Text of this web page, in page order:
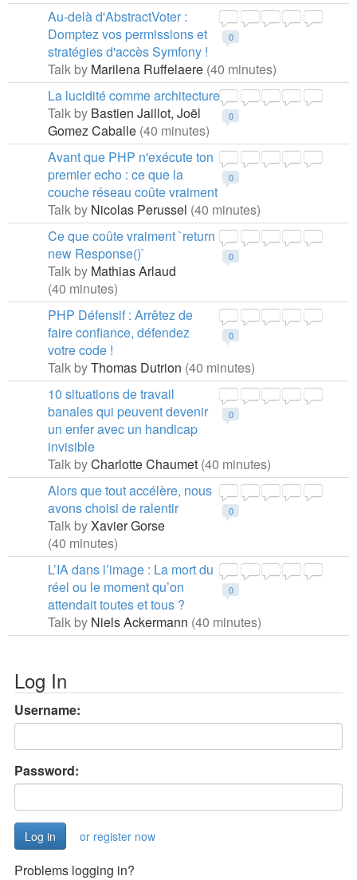
0
Au-delà d'AbstractVoter :
Domptez vos permissions et
stratégies d'accès Symfony !
Talk by Marilena Ruffelaere (40 minutes)
0
La lucidité comme architecture
Talk by Bastien Jaillot, Joël
Gomez Caballe (40 minutes)
0
Avant que PHP n'exécute ton
premier echo : ce que la
couche réseau coûte vraiment
Talk by Nicolas Perussel (40 minutes)
0
Ce que coûte vraiment `return
new Response()`
Talk by Mathias Arlaud
(40 minutes)
0
PHP Défensif : Arrêtez de
faire confiance, défendez
votre code !
Talk byThomas Dutrion (40 minutes)
0
10 situations de travail
banales qui peuvent devenir
un enfer avec un handicap
invisible
Talk byCharlotte Chaumet (40 minutes)
0
Alors que tout accélère, nous
avons choisi de ralentir
Talk byXavier Gorse
(40 minutes)
0
L’IA dans l’image : La mort du
réel ou le moment qu’on
attendait toutes et tous ?
Talk by Niels Ackermann (40 minutes)
Log In
Username:
Password:
or register now
Problems logging in?